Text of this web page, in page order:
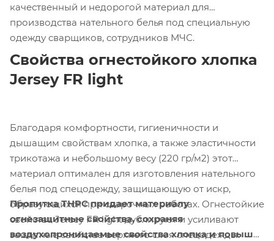
качественный и недорогой материал для
производства нательного белья под специальную
одежду сварщиков, сотрудников МЧС.
Свойства огнестойкого хлопка
Jersey FR light
Благодаря комфортности, гигиеничности и
дышащим свойствам хлопка, а также эластичности
трикотажа и небольшому весу (220 гр/м2) этот
материал оптимален для изготовления нательного
белья под спецодежду, защищающую от искр,
образующихся при сварочных работах. Огнестойкие
свойства Jersey FR light дублируют и усиливают
защитные свойства верхнего слоя спецодежды.
Пропитка ТНРС придает материалу
огнезащитные свойства, сохраняя
воздухопроницаемые свойства хлопка и повышая